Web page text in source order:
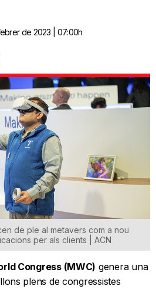
de 2023 | 07:00h
de ple al metavers com a nou
per als clients | ACN
Congress (MWC) genera una
plens de congressistes